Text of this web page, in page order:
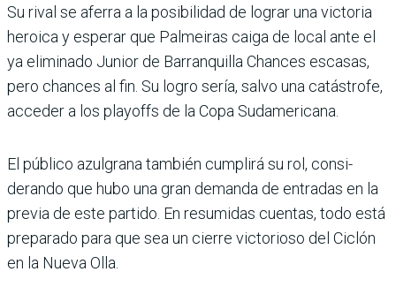
Su rival se aferra a la posibi­lidad de lograr una victoria
heroica y esperar que Pal­meiras caiga de local ante el
ya eliminado Junior de Barranquilla Chances esca­sas,
pero chances al fin. Su logro sería, salvo una catás­trofe,
acceder a los playoffs de la Copa Sudamericana.
El público azulgrana tam­bién cumplirá su rol, consi­
derando que hubo una gran demanda de entradas en la
previa de este partido. En resumidas cuentas, todo está
preparado para que sea un cierre victorioso del Ciclón
en la Nueva Olla.